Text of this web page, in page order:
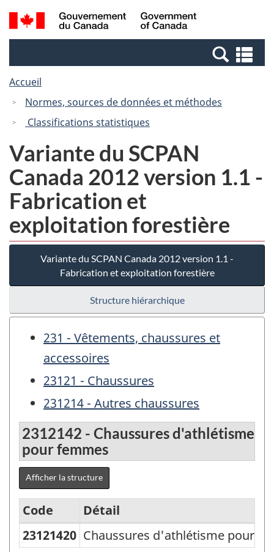
Passer
au
Passer
à
Canada
Recherche
et
et
Accueil
Normes, sources de données et méthodes
Classifications statistiques
Variante du SCPAN
Canada 2012 version 1.1 -
Fabrication et
exploitation forestière
Variante du SCPAN Canada 2012 version 1.1 -
Fabrication et exploitation forestière
Structure hiérarchique
231 - Vêtements, chaussures et
accessoires
23121 - Chaussures
231214 - Autres chaussures
2312142 - Chaussures d'athlétisme
pour femmes
Afficher la structure
Variante
Code
Détail
23121420 Chaussures d'athlétisme pour